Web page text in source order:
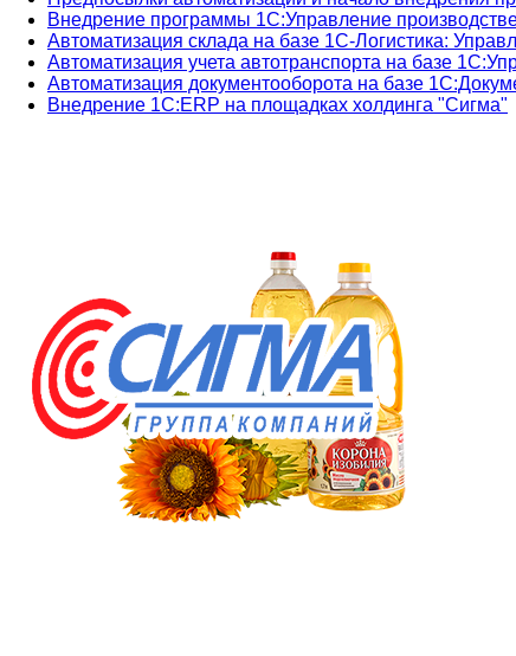
Внедрение программы 1С:Управление
Автоматизация склада на базе 1С-Логистика:
Автоматизация учета автотранспорта на базе
Автоматизация документооборота на базе
Внедрение 1С:ERP на площадках холдинга "Сигма"